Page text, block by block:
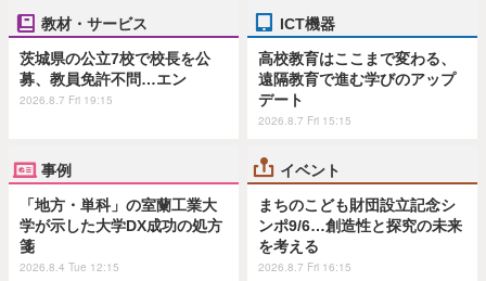
教材・サービス
茨城県の公立7校で校長を公
募、教員免許不問…エン
2026.8.7 Fri 19:15
ICT機器
高校教育はここまで変わる、
遠隔教育で進む学びのアップ
デート
2026.8.7 Fri 15:15
事例
「地方・単科」の室蘭工業大
学が示した大学DX成功の処方
箋
2026.8.4 Tue 12:15
イベント
まちのこども財団設立記念シ
ンポ9/6…創造性と探究の未来
を考える
2026.8.7 Fri 16:15